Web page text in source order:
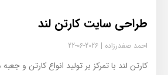
طراحی سایت کارتن لند
احمد صفدرزاده
کارتن لند با تمرکز بر تولید انواع کارتن و